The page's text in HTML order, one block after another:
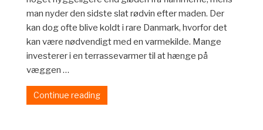
man nyder den sidste slat rødvin efter maden. Der
kan dog ofte blive koldt i rare Danmark, hvorfor det
kan være nødvendigt med en varmekilde. Mange
investerer i en terrassevarmer til at hænge på
væggen …
Continue reading
til